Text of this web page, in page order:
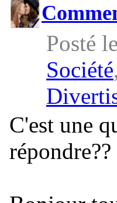
Posté
Société,
C'est une
répondre??